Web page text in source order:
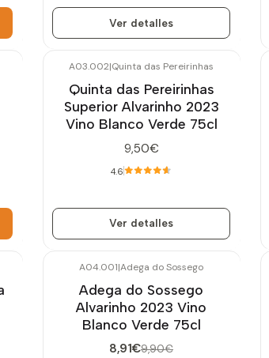
Ver detalles
A03.002|Quinta das Pereirinhas
Quinta das Pereirinhas
Superior Alvarinho 2023
Vino Blanco Verde 75cl
9,50€
4.6
Ver detalles
A04.001|Adega do Sossego
Adega do Sossego
Alvarinho 2023 Vino
Blanco Verde 75cl
8,91€9,90€